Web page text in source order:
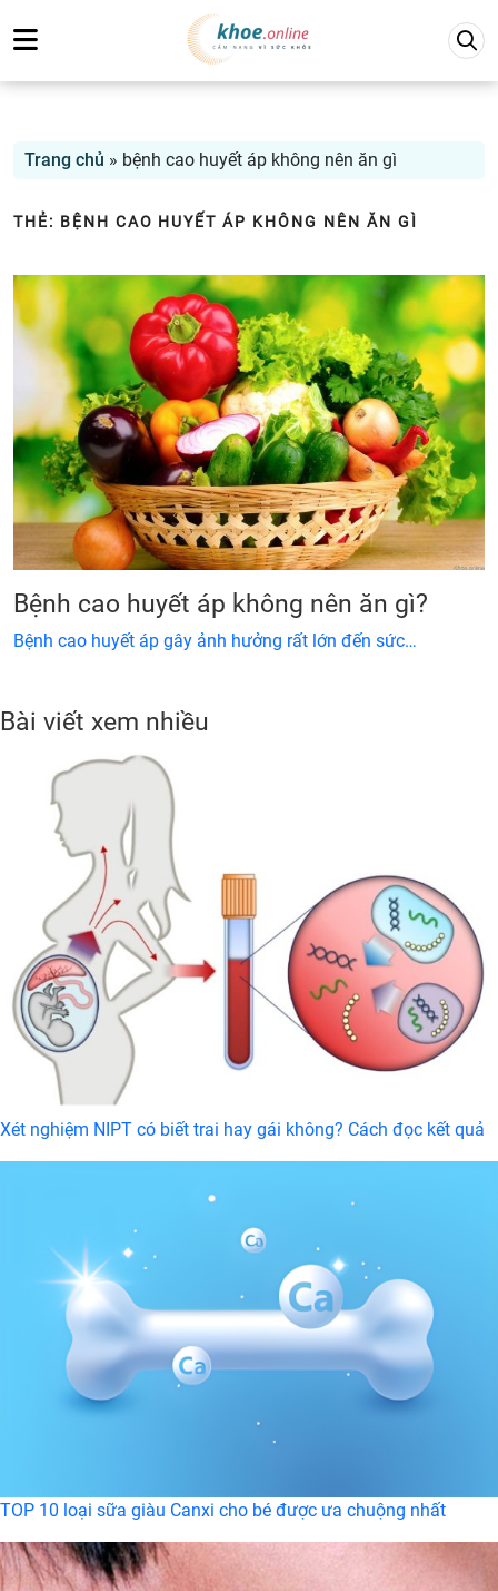
Trang chủ » bệnh cao huyết áp không nên ăn gì
THẺ: BỆNH CAO HUYẾT ÁP KHÔNG NÊN ĂN GÌ
Bệnh cao huyết áp không nên ăn gì?
Bệnh cao huyết áp gây ảnh hưởng rất lớn đến sức…
Bài viết xem nhiều
Xét nghiệm NIPT có biết trai hay gái không? Cách đọc kết quả
TOP 10 loại sữa giàu Canxi cho bé được ưa chuộng nhất